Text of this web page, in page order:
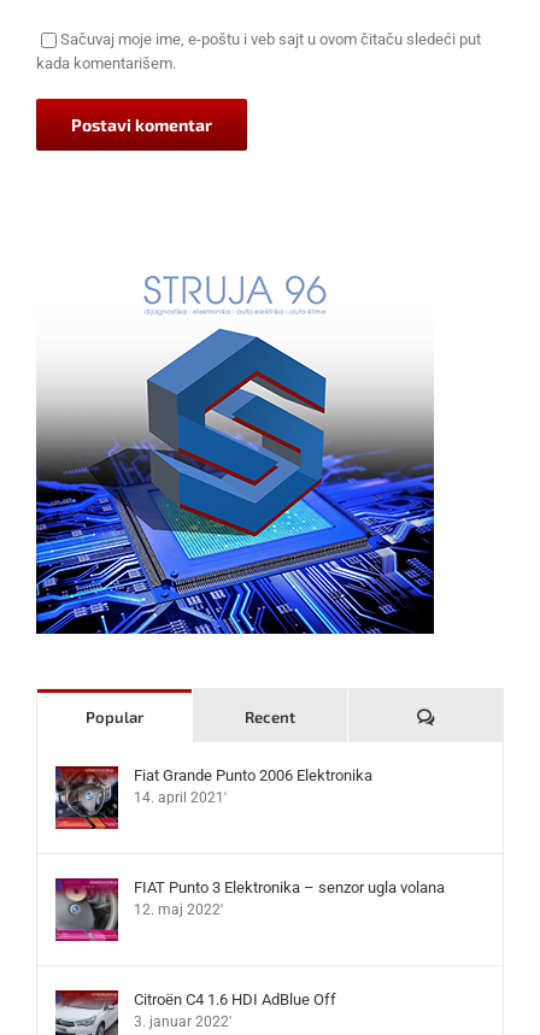
Sačuvaj moje ime, e-poštu i veb sajt u ovom čitaču sledeći put
kada komentarišem.
Popular Recent Komentari
Fiat Grande Punto 2006 Elektronika
14. april 2021'
FIAT Punto 3 Elektronika – senzor ugla volana
12. maj 2022'
Citroën C4 1.6 HDI AdBlue Off
3. januar 2022'